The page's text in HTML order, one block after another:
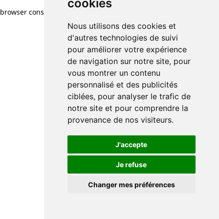
cookies
Nous utilisons des cookies et
d'autres technologies de suivi
pour améliorer votre expérience
de navigation sur notre site, pour
vous montrer un contenu
personnalisé et des publicités
ciblées, pour analyser le trafic de
notre site et pour comprendre la
provenance de nos visiteurs.
J'accepte
Je refuse
Changer mes préférences
browser console for more information)